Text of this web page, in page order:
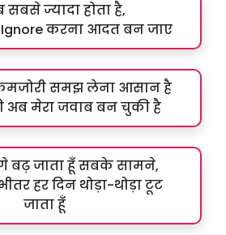
सबसे ज्यादा होता है,
करना आदत बन जाए
समझ लेना आसान है
अब मेरा जवाब बन चुकी है
बढ़ जाता हूँ सबके सामने,
हर दिन थोड़ा-थोड़ा टूट
जाता हूँ